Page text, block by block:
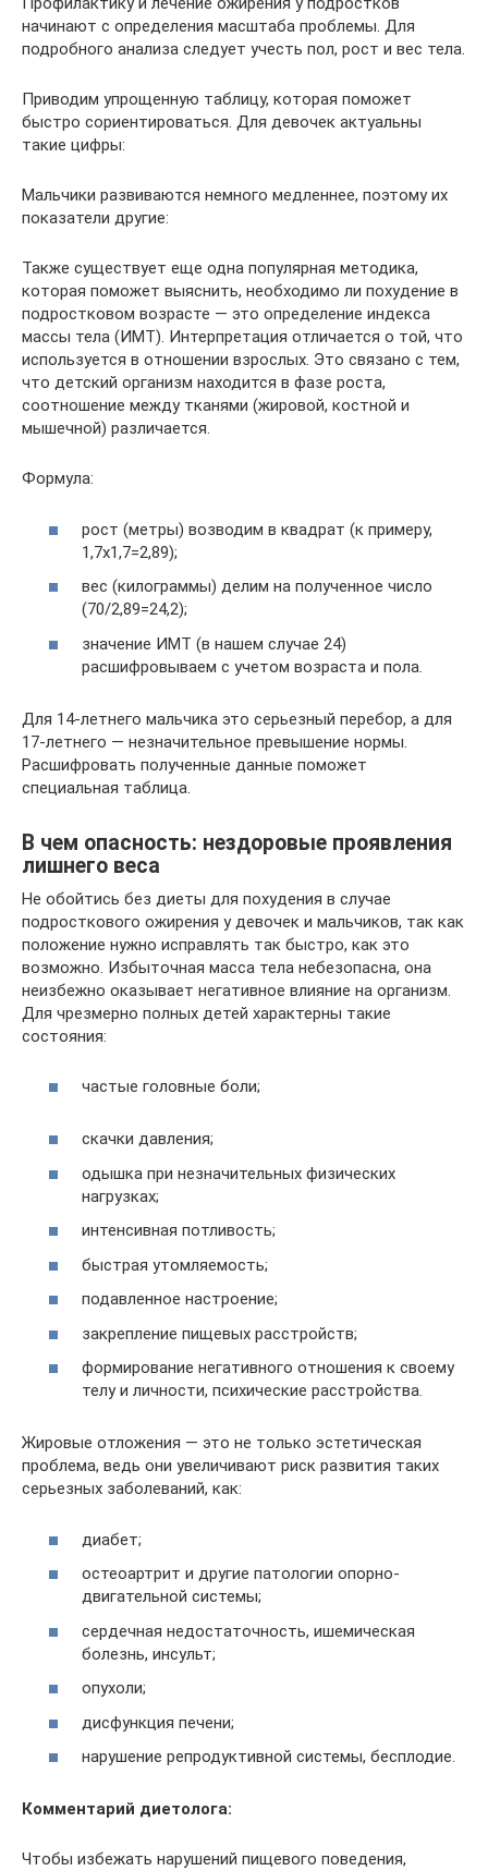
начинают с определения масштаба проблемы. Для
подробного анализа следует учесть пол, рост и вес тела.
Приводим упрощенную таблицу, которая поможет
быстро сориентироваться. Для девочек актуальны
такие цифры:
Мальчики развиваются немного медленнее, поэтому их
показатели другие:
Также существует еще одна популярная методика,
которая поможет выяснить, необходимо ли похудение в
подростковом возрасте — это определение индекса
массы тела (ИМТ). Интерпретация отличается о той, что
используется в отношении взрослых. Это связано с тем,
что детский организм находится в фазе роста,
соотношение между тканями (жировой, костной и
мышечной) различается.
Формула:
рост (метры) возводим в квадрат (к примеру,
1,7х1,7=2,89);
вес (килограммы) делим на полученное число
(70/2,89=24,2);
значение ИМТ (в нашем случае 24)
расшифровываем с учетом возраста и пола.
Для 14-летнего мальчика это серьезный перебор, а для
17-летнего — незначительное превышение нормы.
Расшифровать полученные данные поможет
специальная таблица.
В чем опасность: нездоровые проявления
лишнего веса
Не обойтись без диеты для похудения в случае
подросткового ожирения у девочек и мальчиков, так как
положение нужно исправлять так быстро, как это
возможно. Избыточная масса тела небезопасна, она
неизбежно оказывает негативное влияние на организм.
Для чрезмерно полных детей характерны такие
состояния:
частые головные боли;
скачки давления;
одышка при незначительных физических
нагрузках;
интенсивная потливость;
быстрая утомляемость;
подавленное настроение;
закрепление пищевых расстройств;
формирование негативного отношения к своему
телу и личности, психические расстройства.
Жировые отложения — это не только эстетическая
проблема, ведь они увеличивают риск развития таких
серьезных заболеваний, как:
диабет;
остеоартрит и другие патологии опорно-
двигательной системы;
сердечная недостаточность, ишемическая
болезнь, инсульт;
опухоли;
дисфункция печени;
нарушение репродуктивной системы, бесплодие.
Комментарий диетолога:
Чтобы избежать нарушений пищевого поведения,